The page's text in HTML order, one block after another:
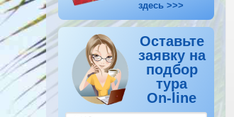
здесь >>>
Оставьте
заявку на
подбор
тура
On-line